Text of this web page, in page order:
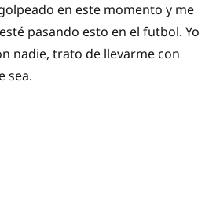
en este momento y me
pasando esto en el futbol. Yo
nadie, trato de llevarme con
sea.